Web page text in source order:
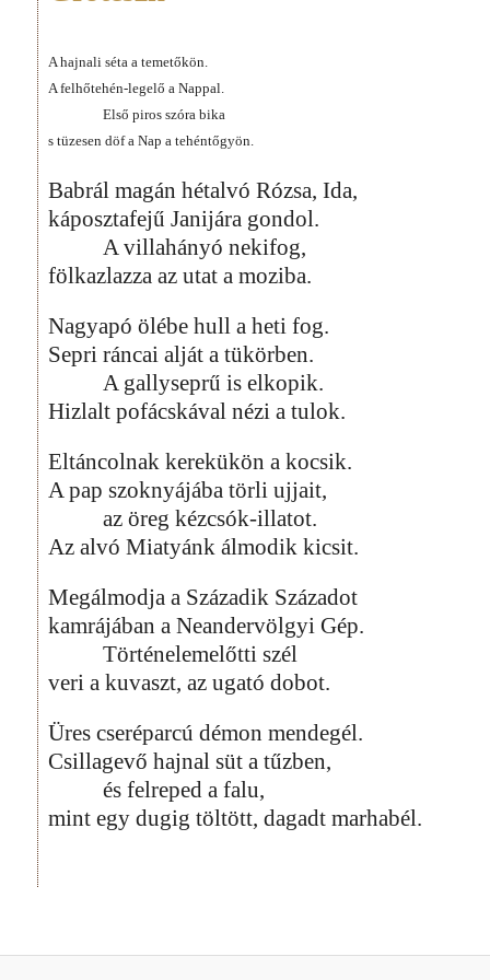
A hajnali séta a temetőkön.
A felhőtehén-legelő a Nappal.
Első piros szóra bika
s tüzesen döf a Nap a tehéntőgyön.
Babrál magán hétalvó Rózsa, Ida,
káposztafejű Janijára gondol.
A villahányó nekifog,
fölkazlazza az utat a moziba.
Nagyapó ölébe hull a heti fog.
Sepri ráncai alját a tükörben.
A gallyseprű is elkopik.
Hizlalt pofácskával nézi a tulok.
Eltáncolnak kerekükön a kocsik.
A pap szoknyájába törli ujjait,
az öreg kézcsók-illatot.
Az alvó Miatyánk álmodik kicsit.
Megálmodja a Századik Századot
kamrájában a Neandervölgyi Gép.
Történelemelőtti szél
veri a kuvaszt, az ugató dobot.
Üres cseréparcú démon mendegél.
Csillagevő hajnal süt a tűzben,
és felreped a falu,
mint egy dugig töltött, dagadt marhabél.